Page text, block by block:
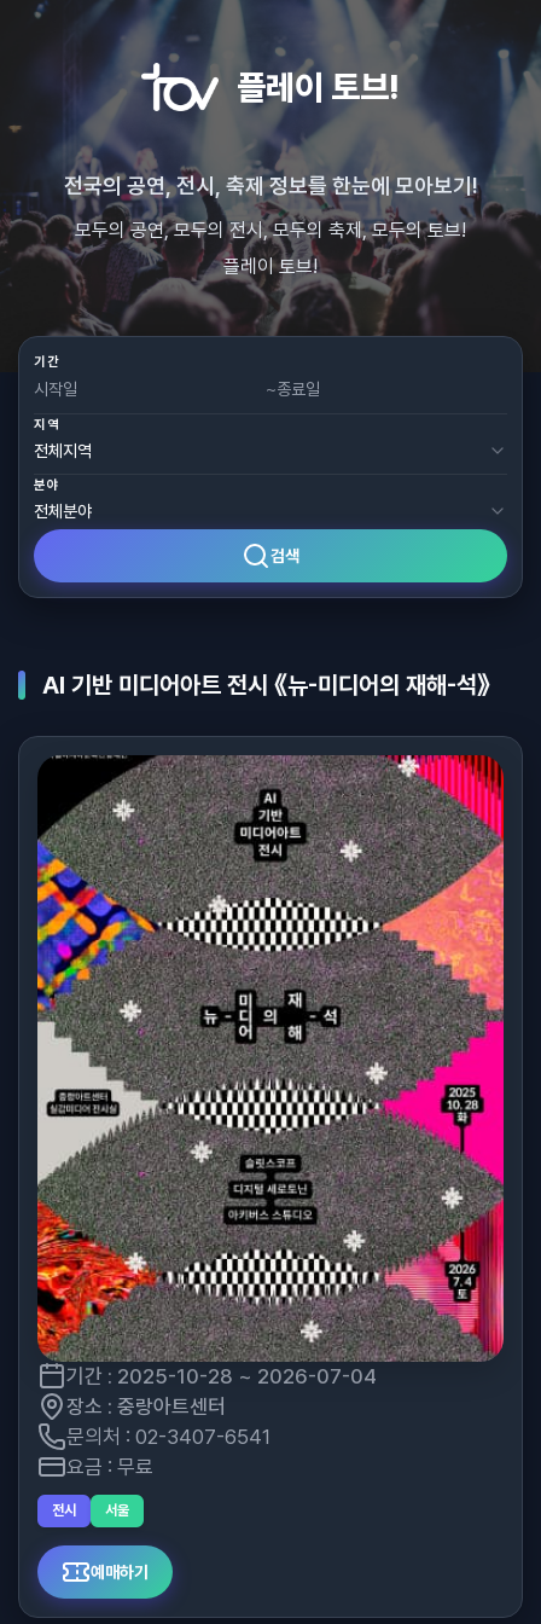
플레이 토브!
전국의 공연, 전시, 축제 정보를 한눈에 모아보기!
모두의 공연, 모두의 전시, 모두의 축제, 모두의 토브!
플레이 토브!
기간
~
지역
분야
검색
AI 기반 미디어아트 전시 《뉴-미디어의 재해-석》
기간 : 2025-10-28 ~ 2026-07-04
장소 : 중랑아트센터
문의처 : 02-3407-6541
요금 : 무료
전시 서울
예매하기